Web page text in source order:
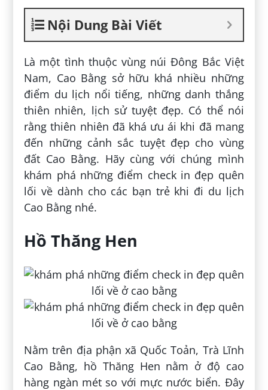
Nội Dung Bài Viết
Là một tình thuộc vùng núi Đông Bắc Việt
Nam, Cao Bằng sở hữu khá nhiều những
điểm du lịch nổi tiếng, những danh thắng
thiên nhiên, lịch sử tuyệt đẹp. Có thể nói
rằng thiên nhiên đã khá ưu ái khi đã mang
đến những cảnh sắc tuyệt đẹp cho vùng
đất Cao Bằng. Hãy cùng với chúng mình
khám phá những điểm check in đẹp quên
lối về dành cho các bạn trẻ khi đi du lịch
Cao Bằng nhé.
Hồ Thăng Hen
Nằm trên địa phận xã Quốc Toản, Trà Lĩnh
Cao Bằng, hồ Thăng Hen nằm ở độ cao
hàng ngàn mét so với mực nước biển. Đây